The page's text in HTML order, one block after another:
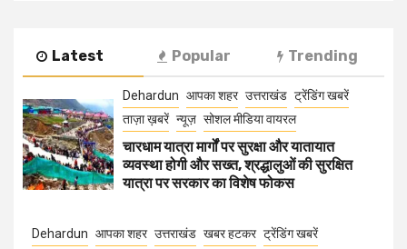
Latest Popular Trending
Dehardun आपका शहर उत्तराखंड ट्रेंडिंग खबरें
ताज़ा ख़बरें न्यूज़ सोशल मीडिया वायरल
चारधाम यात्रा मार्गों पर सुरक्षा और यातायात
व्यवस्था होगी और सख्त, श्रद्धालुओं की सुरक्षित
यात्रा पर सरकार का विशेष फोकस
Dehardun आपका शहर उत्तराखंड खबर हटकर ट्रेंडिंग खबरें